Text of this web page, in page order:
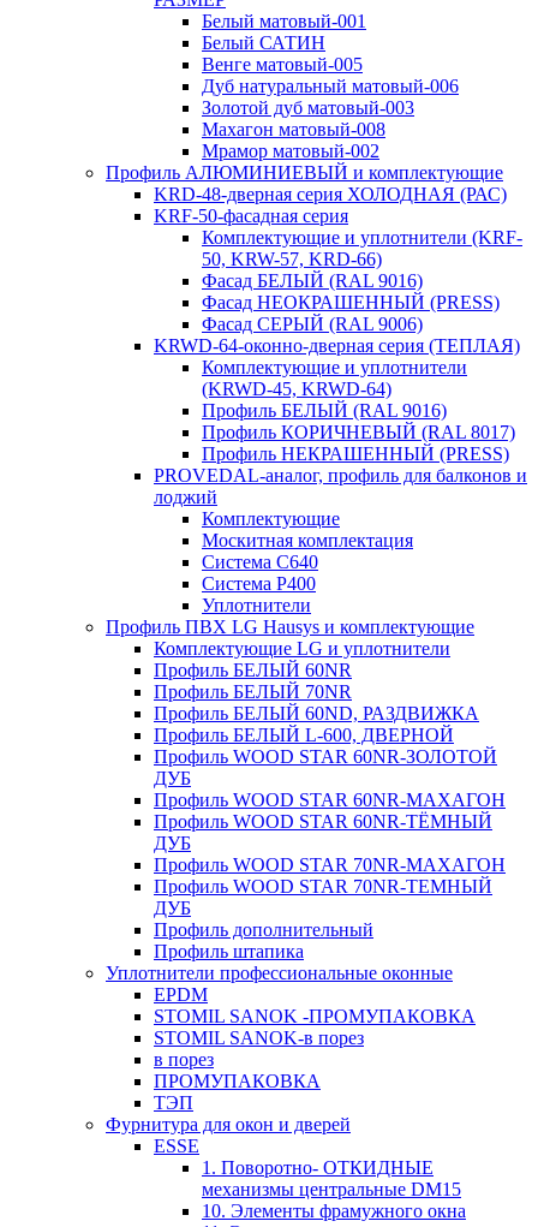
Белый матовый-001
Белый САТИН
Венге матовый-005
Дуб натуральный матовый-006
Золотой дуб матовый-003
Махагон матовый-008
Мрамор матовый-002
Профиль АЛЮМИНИЕВЫЙ и комплектующие
KRD-48-дверная серия ХОЛОДНАЯ (РАС)
KRF-50-фасадная серия
Комплектующие и уплотнители (KRF-
50, KRW-57, KRD-66)
Фасад БЕЛЫЙ (RAL 9016)
Фасад НЕОКРАШЕННЫЙ (PRESS)
Фасад СЕРЫЙ (RAL 9006)
KRWD-64-оконно-дверная серия (ТЕПЛАЯ)
Комплектующие и уплотнители
(KRWD-45, KRWD-64)
Профиль БЕЛЫЙ (RAL 9016)
Профиль КОРИЧНЕВЫЙ (RAL 8017)
Профиль НЕКРАШЕННЫЙ (PRESS)
PROVEDAL-аналог, профиль для балконов и
лоджий
Комплектующие
Москитная комплектация
Система C640
Система P400
Уплотнители
Профиль ПВХ LG Hausys и комплектующие
Комплектующие LG и уплотнители
Профиль БЕЛЫЙ 60NR
Профиль БЕЛЫЙ 70NR
Профиль БЕЛЫЙ 60ND, РАЗДВИЖКА
Профиль БЕЛЫЙ L-600, ДВЕРНОЙ
Профиль WOOD STAR 60NR-ЗОЛОТОЙ
ДУБ
Профиль WOOD STAR 60NR-МАХАГОН
Профиль WOOD STAR 60NR-ТЁМНЫЙ
ДУБ
Профиль WOOD STAR 70NR-МАХАГОН
Профиль WOOD STAR 70NR-ТЕМНЫЙ
ДУБ
Профиль дополнительный
Профиль штапика
Уплотнители профессиональные оконные
EPDM
STOMIL SANOK -ПРОМУПАКОВКА
STOMIL SANOK-в порез
в порез
ПРОМУПАКОВКА
ТЭП
Фурнитура для окон и дверей
ESSE
1. Поворотно- ОТКИДНЫЕ
механизмы центральные DM15
10. Элементы фрамужного окна